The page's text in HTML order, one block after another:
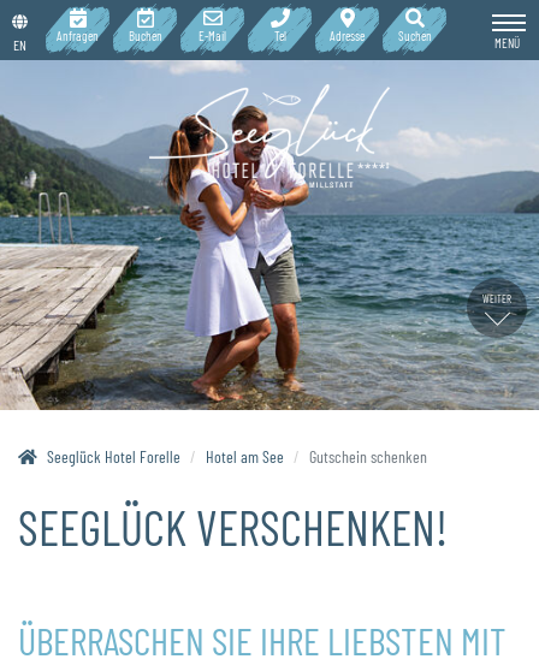
WEITER
EN
Anfragen Buchen E-Mail Tel Adresse Suchen MENÜ
Seeglück Hotel Forelle Hotel am See Gutschein schenken
SEEGLÜCK VERSCHENKEN!
ÜBERRASCHEN SIE IHRE LIEBSTEN MIT